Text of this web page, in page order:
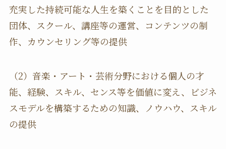
充実した持続可能な人生を築くことを目的とした
団体、スクール、講座等の運営、コンテンツの制
作、カウンセリング等の提供
（2）音楽・アート・芸術分野における個人の才
能、経験、スキル、センス等を価値に変え、ビジネ
スモデルを構築するための知識、ノウハウ、スキル
の提供